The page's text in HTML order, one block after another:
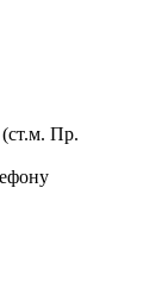
(ст.м. Пр.